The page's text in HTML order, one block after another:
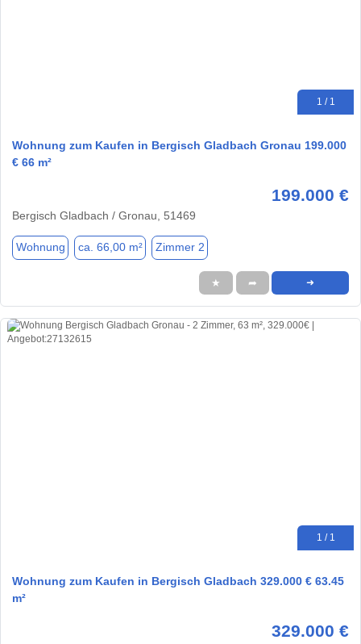
1 / 1
Wohnung zum Kaufen in Bergisch Gladbach Gronau 199.000
€ 66 m²
199.000 €
Bergisch Gladbach / Gronau, 51469
Wohnung ca. 66,00 m² Zimmer 2
★ ➦ ➜
1 / 1
Wohnung zum Kaufen in Bergisch Gladbach 329.000 € 63.45
m²
329.000 €